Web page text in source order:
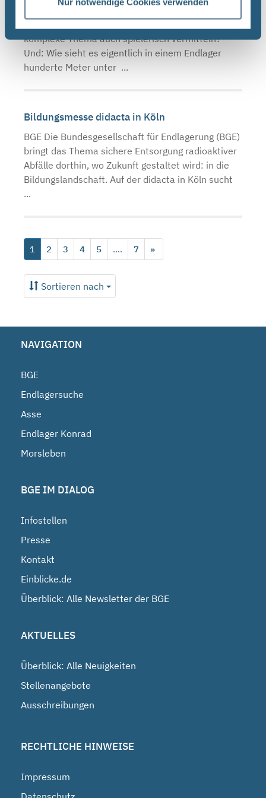
BGE Wie lässt sich die Endlagersuche in den
komplexe Thema auch spielerisch vermitteln?
Und: Wie sieht es eigentlich in einem Endlager
hunderte Meter unter ...
Bildungsmesse didacta in Köln
BGE Die Bundesgesellschaft für Endlagerung (BGE)
bringt das Thema sichere Entsorgung radioaktiver
Abfälle dorthin, wo Zukunft gestaltet wird: in die
Bildungslandschaft. Auf der didacta in Köln sucht
...
1 2 3 4 5 .... 7 »
Sortieren nach
NAVIGATION
BGE
Endlagersuche
Asse
Endlager Konrad
Morsleben
BGE IM DIALOG
Infostellen
Presse
Kontakt
Einblicke.de
Überblick: Alle Newsletter der BGE
AKTUELLES
Überblick: Alle Neuigkeiten
Stellenangebote
Ausschreibungen
RECHTLICHE HINWEISE
Impressum